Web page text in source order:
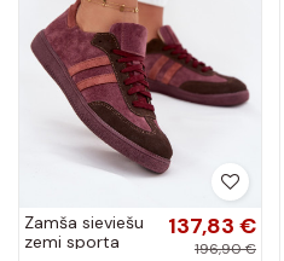
Zamša sieviešu
zemi sporta
137,83 €
196,90 €